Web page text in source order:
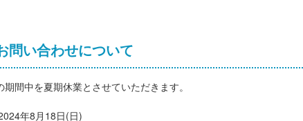
問い合わせについて
間中を夏期休業とさせていただきます。
年8月18日(日)